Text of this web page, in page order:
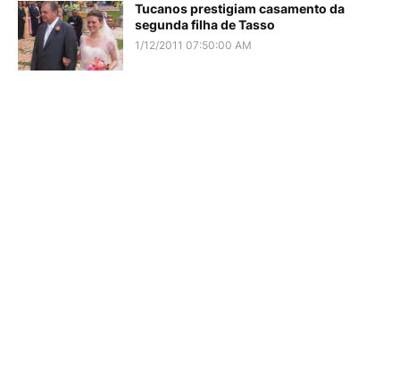
Tucanos prestigiam casamento da
segunda filha de Tasso
1/12/2011 07:50:00 AM